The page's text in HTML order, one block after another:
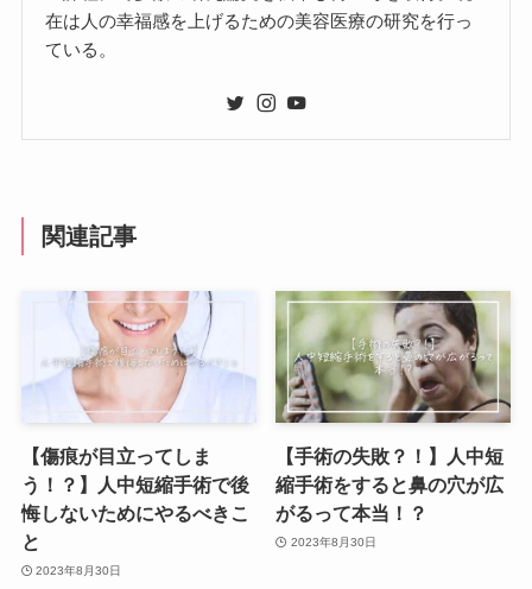
在は人の幸福感を上げるための美容医療の研究を行っ
ている。
関連記事
【傷痕が目立ってしま
う！？】人中短縮手術で後
悔しないためにやるべきこ
と
2023年8月30日
【手術の失敗？！】人中短
縮手術をすると鼻の穴が広
がるって本当！？
2023年8月30日